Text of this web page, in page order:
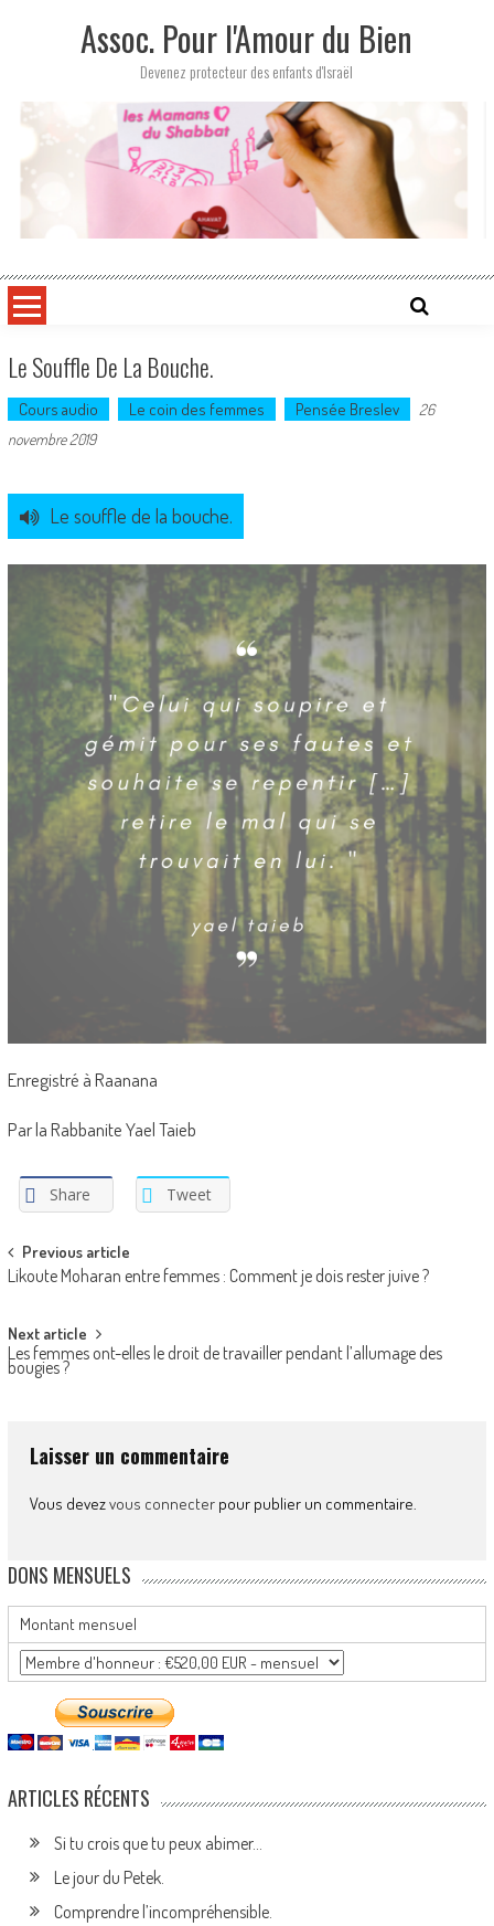
Assoc. Pour l'Amour du Bien
Devenez protecteur des enfants d'Israël
Le Souffle De La Bouche.
Cours audio Le coin des femmes Pensée Breslev
26
novembre 2019
Le souffle de la bouche.
Enregistré à Raanana
Par la Rabbanite Yael Taieb
Share Tweet
Post
navigation
Previous article
Likoute Moharan entre femmes : Comment je dois rester juive ?
Next article
Les femmes ont-elles le droit de travailler pendant l’allumage des
bougies ?
Laisser un commentaire
Vous devezvous connecterpour publier un commentaire.
DONS MENSUELS
Montant mensuel
ARTICLES RÉCENTS
Si tu crois que tu peux abimer…
Le jour du Petek.
Comprendre l’incompréhensible.